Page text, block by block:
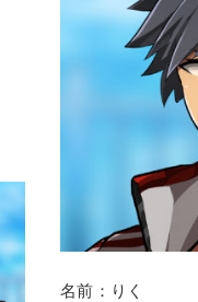
名前：りく